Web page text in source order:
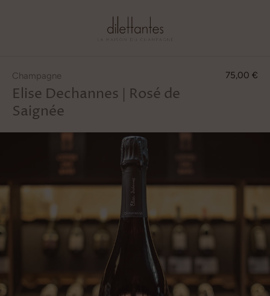
contenu
Champagne 75,00 €
Elise Dechannes | Rosé de
Saignée